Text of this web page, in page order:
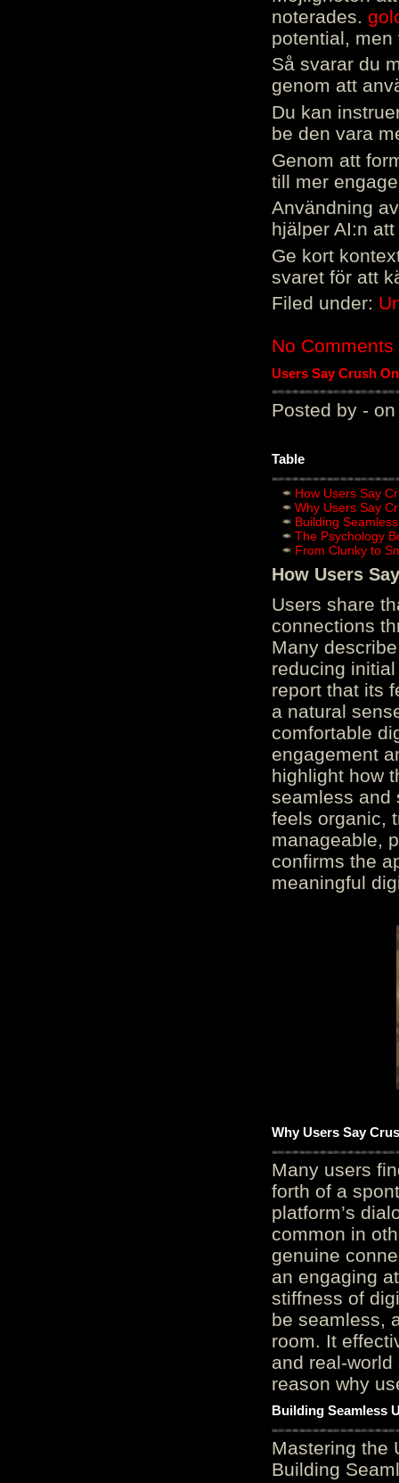
noterades.
potential, men
Så svarar du
genom att
Du kan
be den vara
Genom att
till mer
Användning
hjälper AI:n
Ge kort
svaret för att
Filed under:
No Comments
Users Say Crush
Posted by - on
Table
How Users Say
Why Users Say
Building
The Psychology
From Clunky to
How Users
Users share
connections
Many
reducing
report that its
a natural
comfortable
engagement
highlight how
seamless and
feels organic,
manageable,
confirms the
meaningful
Why Users Say
Many users
forth of a
platform’s
common in
genuine
an engaging
stiffness of
be seamless,
room. It
and real-
reason why
Building Seamless
Mastering the
Building